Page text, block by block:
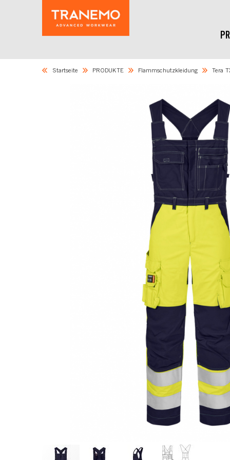
Startseite PRODUKTE Flammschutzkleidung Tera